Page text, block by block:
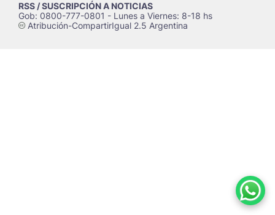
RSS / SUSCRIPCIÓN A NOTICIAS
Gob: 0800-777-0801 - Lunes a Viernes: 8-18 hs
cAtribución-CompartirIgual 2.5 Argentina